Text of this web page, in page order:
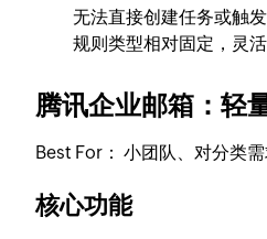
无法直接创建任务或触
规则类型相对固定，灵
腾讯企业邮箱：轻
Best For： 小团队、对分类需
核心功能